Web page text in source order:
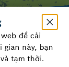
Bosch
để cải
gian này, bạn
tạm thời.